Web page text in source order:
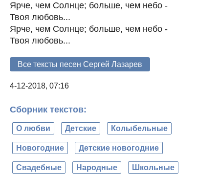
Ярче, чем Солнце; больше, чем небо -
Твоя любовь...
Ярче, чем Солнце; больше, чем небо -
Твоя любовь...
Все тексты песен Сергей Лазарев
4-12-2018, 07:16
Сборник текстов:
О любви Детские Колыбельные
Новогодние Детские новогодние
Свадебные Народные Школьные